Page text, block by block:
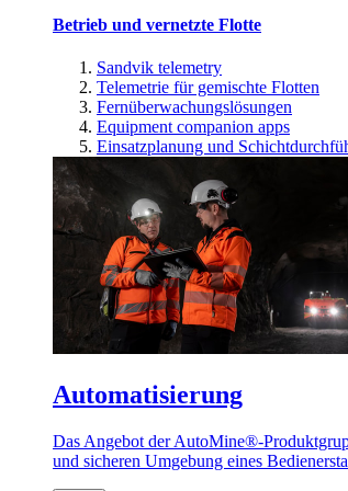
Betrieb und vernetzte Flotte
Sandvik telemetry
Telemetrie für gemischte Flotten
Fernüberwachungslösungen
Equipment companion apps
Einsatzplanung und
Automatisierung
Das Angebot der AutoMine®-
und sicheren Umgebung eines